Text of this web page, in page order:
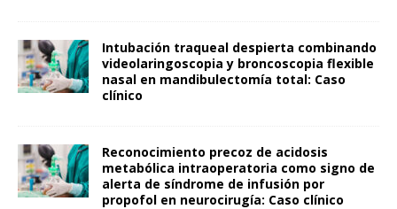
Intubación traqueal despierta combinando
videolaringoscopia y broncoscopia flexible
nasal en mandibulectomía total: Caso
clínico
Reconocimiento precoz de acidosis
metabólica intraoperatoria como signo de
alerta de síndrome de infusión por
propofol en neurocirugía: Caso clínico